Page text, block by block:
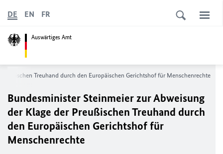
Auswärtiges Amt
DE EN FR
Treuhand durch den Europäischen Gerichtshof für Menschenrechte
Bundesminister Steinmeier zur Abweisung
der Klage der Preußischen Treuhand durch
den Europäischen Gerichtshof für
Menschenrechte